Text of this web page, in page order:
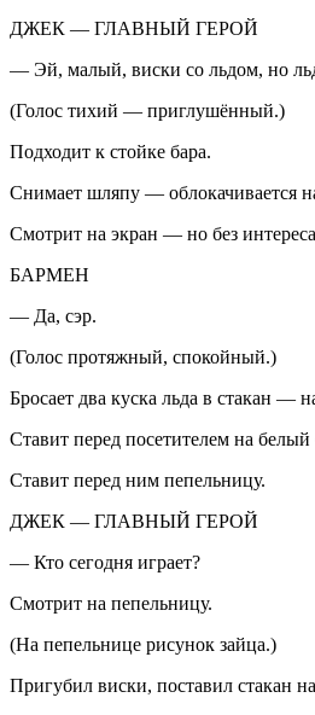
ДЖЕК — ГЛАВНЫЙ ГЕРОЙ
— Эй, малый, виски со льдом, но
(Голос тихий — приглушённый.)
Подходит к стойке бара.
Снимает шляпу — облокачивается
Смотрит на экран — но без
БАРМЕН
— Да, сэр.
(Голос протяжный, спокойный.)
Бросает два куска льда в стакан —
Ставит перед посетителем на
Ставит перед ним пепельницу.
ДЖЕК — ГЛАВНЫЙ ГЕРОЙ
— Кто сегодня играет?
Смотрит на пепельницу.
(На пепельнице рисунок зайца.)
Пригубил виски, поставил стакан